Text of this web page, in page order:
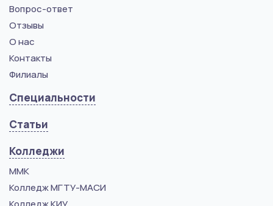
Вопрос-ответ
Отзывы
О нас
Контакты
Филиалы
Специальности
Статьи
Колледжи
ММК
Колледж МГТУ-МАСИ